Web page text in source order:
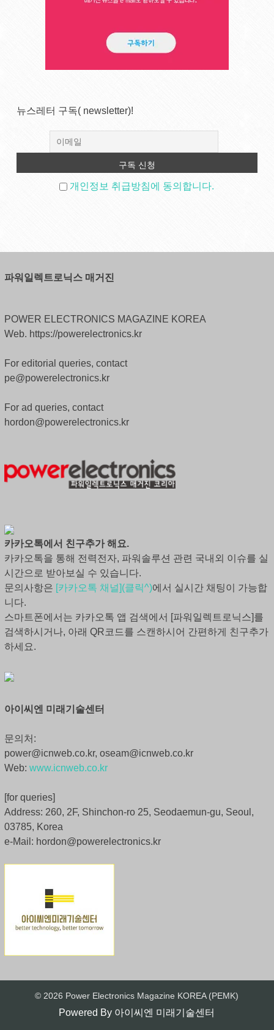
뉴스레터 구독( newsletter)!
개인정보 취급방침에 동의합니다.
파워일렉트로닉스 매거진
POWER ELECTRONICS MAGAZINE KOREA
Web. https://powerelectronics.kr
For editorial queries, contact
pe@powerelectronics.kr
For ad queries, contact
hordon@powerelectronics.kr
카카오톡에서 친구추가 해요.
카카오톡을 통해 전력전자, 파워솔루션 관련 국내외 이슈를 실
시간으로 받아보실 수 있습니다.
문의사항은 [카카오톡 채널](클릭^)에서 실시간 채팅이 가능합
니다.
스마트폰에서는 카카오톡 앱 검색에서 [파워일렉트로닉스]를
검색하시거나, 아래 QR코드를 스캔하시어 간편하게 친구추가
하세요.
아이씨엔 미래기술센터
문의처:
power@icnweb.co.kr, oseam@icnweb.co.kr
Web: www.icnweb.co.kr
[for queries]
Address: 260, 2F, Shinchon-ro 25, Seodaemun-gu, Seoul,
03785, Korea
e-Mail: hordon@powerelectronics.kr
© 2026 Power Electronics Magazine KOREA (PEMK)
Powered By 아이씨엔 미래기술센터